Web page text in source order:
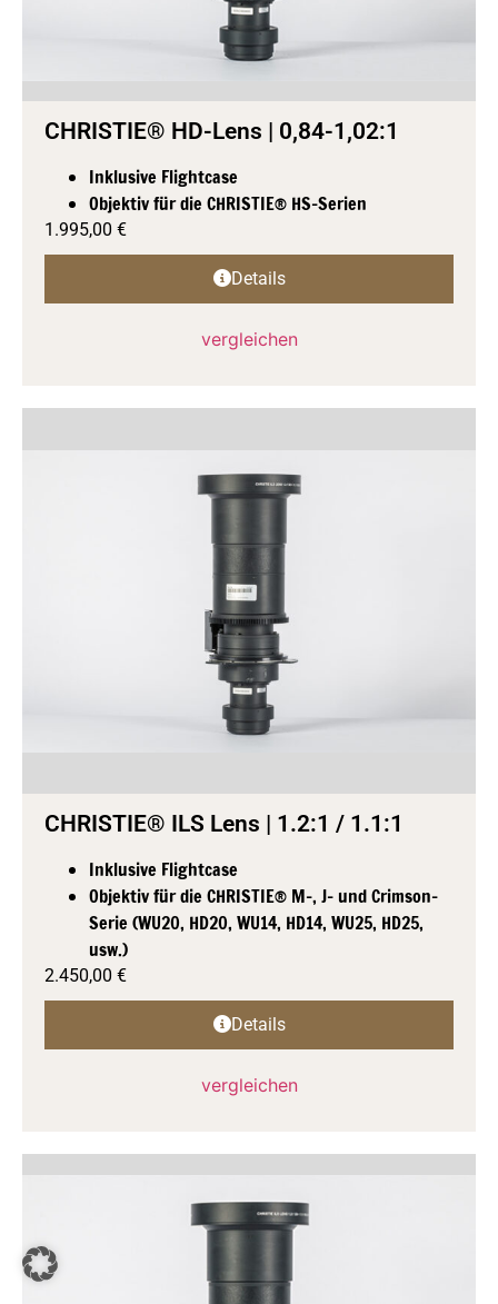
CHRISTIE® HD-Lens | 0,84-1,02:1
Inklusive Flightcase
Objektiv für die CHRISTIE® HS-Serien
1.995,00 €
Details
vergleichen
CHRISTIE® ILS Lens | 1.2:1 / 1.1:1
Inklusive Flightcase
Objektiv für die CHRISTIE® M-, J- und Crimson-
Serie (WU20, HD20, WU14, HD14, WU25, HD25,
usw.)
2.450,00 €
Details
vergleichen